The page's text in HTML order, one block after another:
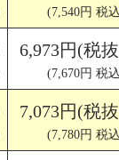
(7,540円 税
6,973円(税
(7,670円 税
7,073円(税
(7,780円 税